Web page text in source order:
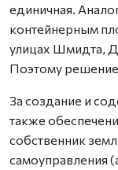
единичная.
контейнерным
улицах Шмидта,
Поэтому
За создание и
также
собственник
самоуправления